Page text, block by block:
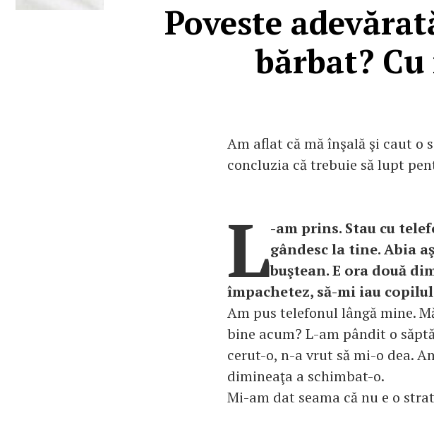
Poveste
bărbat?
Am aflat că mă înşală şi caut o
concluzia că trebuie să lupt
L-am prins. Stau cu
gândesc la tine. Abia
buştean. E ora două
împachetez, să-mi iau
Am pus telefonul lângă mine.
bine acum? L-am pândit o
cerut-o, n-a vrut să mi-o dea.
dimineaţa a schimbat-o.
Mi-am dat seama că nu e o